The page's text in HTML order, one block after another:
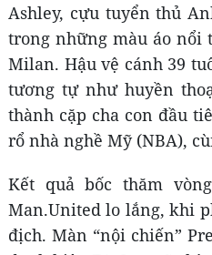
Ashley, cựu tuyển thủ
trong những màu áo nổi
Milan. Hậu vệ cánh 39
tương tự như huyền
thành cặp cha con đầu
rổ nhà nghề Mỹ (NBA),
Kết quả bốc thăm
Man.United lo lắng, khi
địch. Màn “nội chiến”